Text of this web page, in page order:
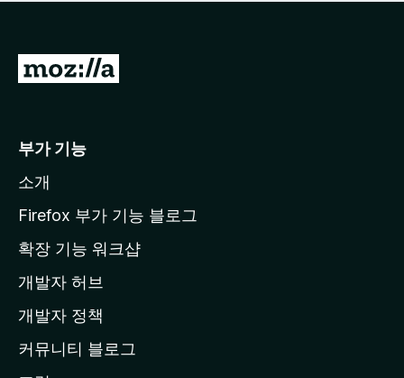
점
습
니
M
l
a
페
이
지
이
부가 기능
소개
Firefox 부가 기능 블로그
확장 기능 워크샵
개발자 허브
개발자 정책
커뮤니티 블로그